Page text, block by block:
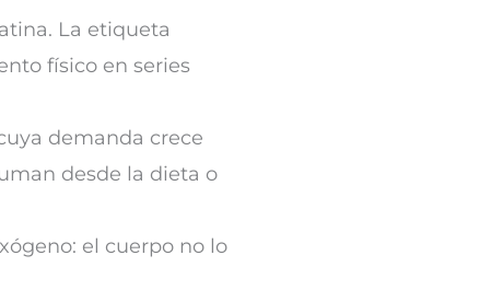
La etiqueta
físico en series
demanda crece
desde la dieta o
el cuerpo no lo